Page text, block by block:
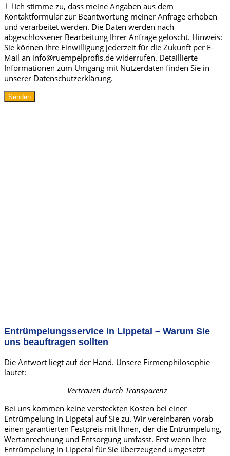
Ich stimme zu, dass meine Angaben aus dem
Kontaktformular zur Beantwortung meiner Anfrage erhoben
und verarbeitet werden. Die Daten werden nach
abgeschlossener Bearbeitung Ihrer Anfrage gelöscht. Hinweis:
Sie können Ihre Einwilligung jederzeit für die Zukunft per E-
Mail an info@ruempelprofis.de widerrufen. Detaillierte
Informationen zum Umgang mit Nutzerdaten finden Sie in
unserer Datenschutzerklärung.
Entrümpelungsservice in Lippetal – Warum Sie
uns beauftragen sollten
Die Antwort liegt auf der Hand. Unsere Firmenphilosophie
lautet:
Vertrauen durch Transparenz
Bei uns kommen keine versteckten Kosten bei einer
Entrümpelung in Lippetal auf Sie zu. Wir vereinbaren vorab
einen garantierten Festpreis mit Ihnen, der die Entrümpelung,
Wertanrechnung und Entsorgung umfasst. Erst wenn Ihre
Entrümpelung in Lippetal für Sie überzeugend umgesetzt